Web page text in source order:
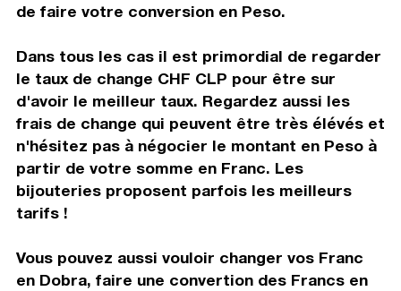
de faire votre conversion en Peso.
Dans tous les cas il est primordial de regarder
le taux de change CHF CLP pour être sur
d'avoir le meilleur taux. Regardez aussi les
frais de change qui peuvent être très élévés et
n'hésitez pas à négocier le montant en Peso à
partir de votre somme en Franc. Les
bijouteries proposent parfois les meilleurs
tarifs !
Vous pouvez aussi vouloir changer vos Franc
en Dobra, faire une convertion des Francs en